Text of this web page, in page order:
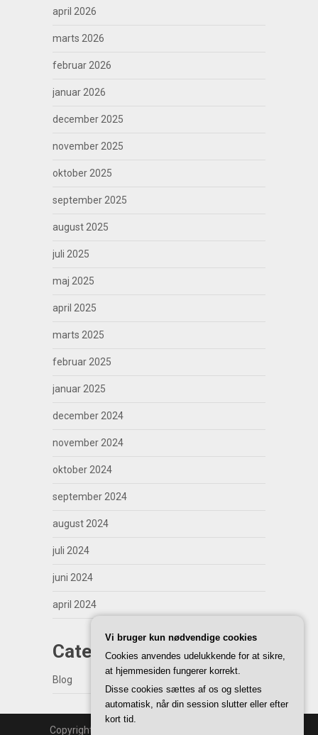
april 2026
marts 2026
februar 2026
januar 2026
december 2025
november 2025
oktober 2025
september 2025
august 2025
juli 2025
maj 2025
april 2025
marts 2025
februar 2025
januar 2025
december 2024
november 2024
oktober 2024
september 2024
august 2024
juli 2024
juni 2024
april 2024
Categories
Blog
Copyright | WordPress Theme by
Vi bruger kun nødvendige cookies
Cookies anvendes udelukkende for at sikre,
at hjemmesiden fungerer korrekt.
Disse cookies sættes af os og slettes
automatisk, når din session slutter eller efter
kort tid.